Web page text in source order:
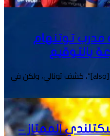
مدرب توتنهام
بالتوقيع
“بصراحة، لقد تحدثت مع فريق آخر [also]”، كشف تونالي، ولكن في
الممتاز –